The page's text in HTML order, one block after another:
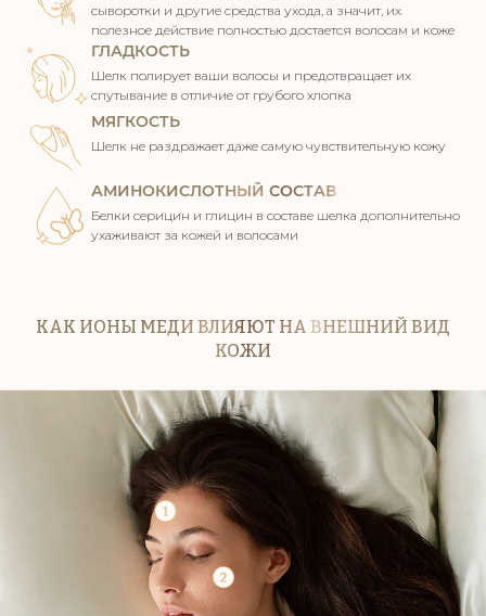
сыворотки и другие средства ухода, а значит, их
полезное действие полностью достается волосам и коже
ГЛАДКОСТЬ
Шелк полирует ваши волосы и предотвращаетих
спутывание в отличие от грубого хлопка
МЯГКОСТЬ
Шелк не раздражает даже самую чувствительную кожу
АМИНОКИСЛОТНЫЙ СОСТАВ
Белки серицин и глицин в составе шелка дополнительно
ухаживают за кожей и волосами
КАК ИОНЫ МЕДИ ВЛИЯЮТ НА ВНЕШНИЙ ВИД
КОЖИ